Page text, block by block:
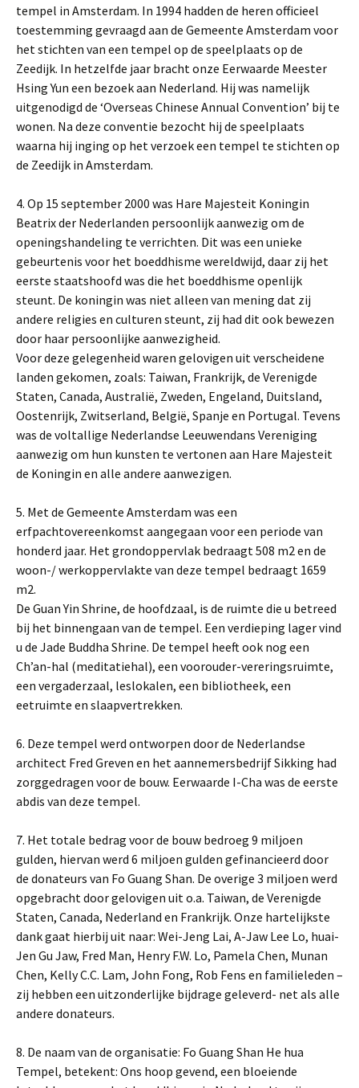
tempel in Amsterdam. In 1994 hadden de heren officieel
toestemming gevraagd aan de Gemeente Amsterdam voor
het stichten van een tempel op de speelplaats op de
Zeedijk. In hetzelfde jaar bracht onze Eerwaarde Meester
Hsing Yun een bezoek aan Nederland. Hij was namelijk
uitgenodigd de ‘Overseas Chinese Annual Convention’ bij te
wonen. Na deze conventie bezocht hij de speelplaats
waarna hij inging op het verzoek een tempel te stichten op
de Zeedijk in Amsterdam.
4. Op 15 september 2000 was Hare Majesteit Koningin
Beatrix der Nederlanden persoonlijk aanwezig om de
openingshandeling te verrichten. Dit was een unieke
gebeurtenis voor het boeddhisme wereldwijd, daar zij het
eerste staatshoofd was die het boeddhisme openlijk
steunt. De koningin was niet alleen van mening dat zij
andere religies en culturen steunt, zij had dit ook bewezen
door haar persoonlijke aanwezigheid.
Voor deze gelegenheid waren gelovigen uit verscheidene
landen gekomen, zoals: Taiwan, Frankrijk, de Verenigde
Staten, Canada, Australië, Zweden, Engeland, Duitsland,
Oostenrijk, Zwitserland, België, Spanje en Portugal. Tevens
was de voltallige Nederlandse Leeuwendans Vereniging
aanwezig om hun kunsten te vertonen aan Hare Majesteit
de Koningin en alle andere aanwezigen.
5. Met de Gemeente Amsterdam was een
erfpachtovereenkomst aangegaan voor een periode van
honderd jaar. Het grondoppervlak bedraagt 508 m2 en de
woon-/ werkoppervlakte van deze tempel bedraagt 1659
m2.
De Guan Yin Shrine, de hoofdzaal, is de ruimte die u betreed
bij het binnengaan van de tempel. Een verdieping lager vind
u de Jade Buddha Shrine. De tempel heeft ook nog een
Ch’an-hal (meditatiehal), een voorouder-vereringsruimte,
een vergaderzaal, leslokalen, een bibliotheek, een
eetruimte en slaapvertrekken.
6. Deze tempel werd ontworpen door de Nederlandse
architect Fred Greven en het aannemersbedrijf Sikking had
zorggedragen voor de bouw. Eerwaarde I-Cha was de eerste
abdis van deze tempel.
7. Het totale bedrag voor de bouw bedroeg 9 miljoen
gulden, hiervan werd 6 miljoen gulden gefinancieerd door
de donateurs van Fo Guang Shan. De overige 3 miljoen werd
opgebracht door gelovigen uit o.a. Taiwan, de Verenigde
Staten, Canada, Nederland en Frankrijk. Onze hartelijkste
dank gaat hierbij uit naar: Wei-Jeng Lai, A-Jaw Lee Lo, huai-
Jen Gu Jaw, Fred Man, Henry F.W. Lo, Pamela Chen, Munan
Chen, Kelly C.C. Lam, John Fong, Rob Fens en familieleden –
zij hebben een uitzonderlijke bijdrage geleverd- net als alle
andere donateurs.
8. De naam van de organisatie: Fo Guang Shan He hua
Tempel, betekent: Ons hoop gevend, een bloeiende